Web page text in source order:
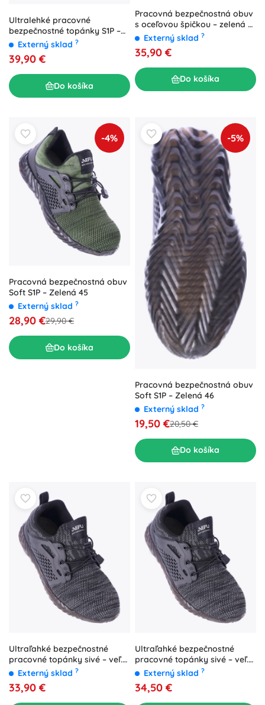
Ultralehké pracovné
bezpečnostné topánky S1P –
ružové – veľ. 37
Externý sklad ?
39,90 €
Do košíka
Pracovná bezpečnostná obuv
s oceľovou špičkou – zelená –
Zelená
Externý sklad ?
35,90 €
Do košíka
-4%
Pracovná bezpečnostná obuv
Soft S1P – Zelená 45
Externý sklad ?
28,90 €29,90 €
Do košíka
-5%
Pracovná bezpečnostná obuv
Soft S1P – Zelená 46
Externý sklad ?
19,50 €20,50 €
Do košíka
Ultraľahké bezpečnostné
pracovné topánky sivé – veľ.
41 Externý sklad ?
33,90 €
Ultraľahké bezpečnostné
pracovné topánky sivé – veľ.
42 Externý sklad ?
34,50 €